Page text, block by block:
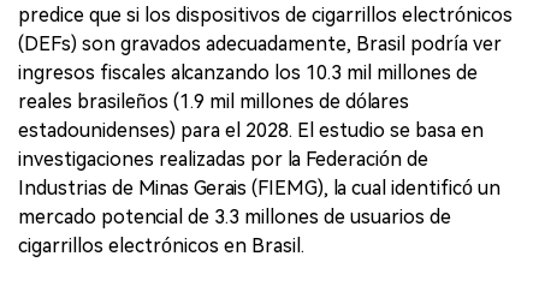
predice que si los dispositivos de cigarrillos electrónicos
(DEFs) son gravados adecuadamente, Brasil podría ver
ingresos fiscales alcanzando los 10.3 mil millones de
reales brasileños (1.9 mil millones de dólares
estadounidenses) para el 2028. El estudio se basa en
investigaciones realizadas por la Federación de
Industrias de Minas Gerais (FIEMG), la cual identificó un
mercado potencial de 3.3 millones de usuarios de
cigarrillos electrónicos en Brasil.